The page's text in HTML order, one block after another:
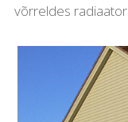
võrreldes